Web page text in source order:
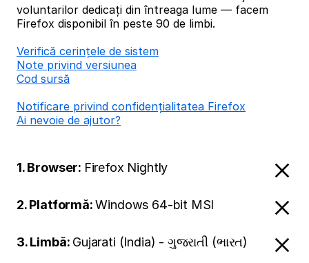
voluntarilor dedicați din întreaga lume — facem
Firefox disponibil în peste 90 de limbi.
Verifică cerințele de sistem
Note privind versiunea
Cod sursă
Notificare privind confidențialitatea Firefox
Ai nevoie de ajutor?
1. Browser: Firefox Nightly
2. Platformă:Windows 64-bit MSI
3. Limbă: Gujarati (India) - ગુજરાતી (ભારત)